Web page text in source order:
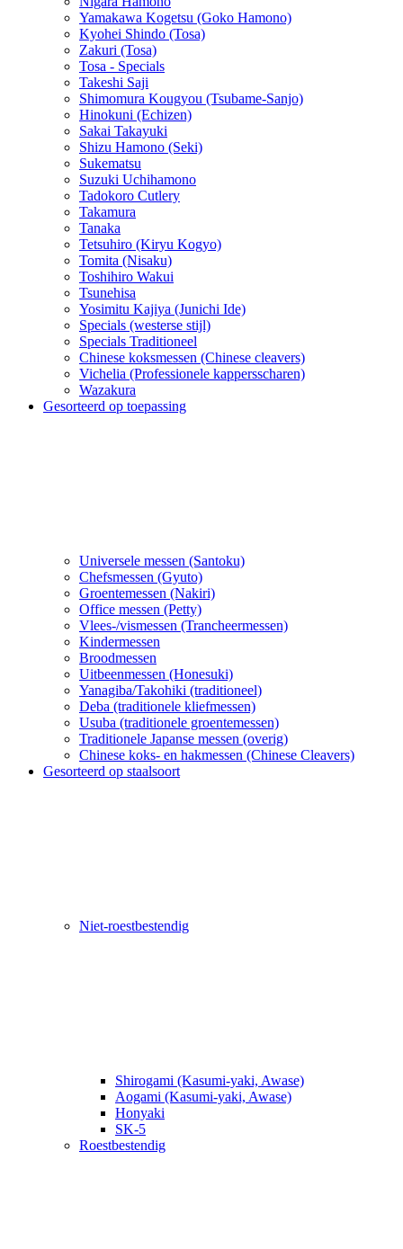
Yamakawa Kogetsu (Goko Hamono)
Kyohei Shindo (Tosa)
Zakuri (Tosa)
Tosa - Specials
Takeshi Saji
Shimomura Kougyou (Tsubame-Sanjo)
Hinokuni (Echizen)
Sakai Takayuki
Shizu Hamono (Seki)
Sukematsu
Suzuki Uchihamono
Tadokoro Cutlery
Takamura
Tanaka
Tetsuhiro (Kiryu Kogyo)
Tomita (Nisaku)
Toshihiro Wakui
Tsunehisa
Yosimitu Kajiya (Junichi Ide)
Specials (westerse stijl)
Specials Traditioneel
Chinese koksmessen (Chinese cleavers)
Vichelia (Professionele kappersscharen)
Wazakura
Gesorteerd op toepassing
Universele messen (Santoku)
Chefsmessen (Gyuto)
Groentemessen (Nakiri)
Office messen (Petty)
Vlees-/vismessen (Trancheermessen)
Kindermessen
Broodmessen
Uitbeenmessen (Honesuki)
Yanagiba/Takohiki (traditioneel)
Deba (traditionele kliefmessen)
Usuba (traditionele groentemessen)
Traditionele Japanse messen (overig)
Chinese koks- en hakmessen (Chinese Cleavers)
Gesorteerd op staalsoort
Niet-roestbestendig
Shirogami (Kasumi-yaki, Awase)
Aogami (Kasumi-yaki, Awase)
Honyaki
SK-5
Roestbestendig